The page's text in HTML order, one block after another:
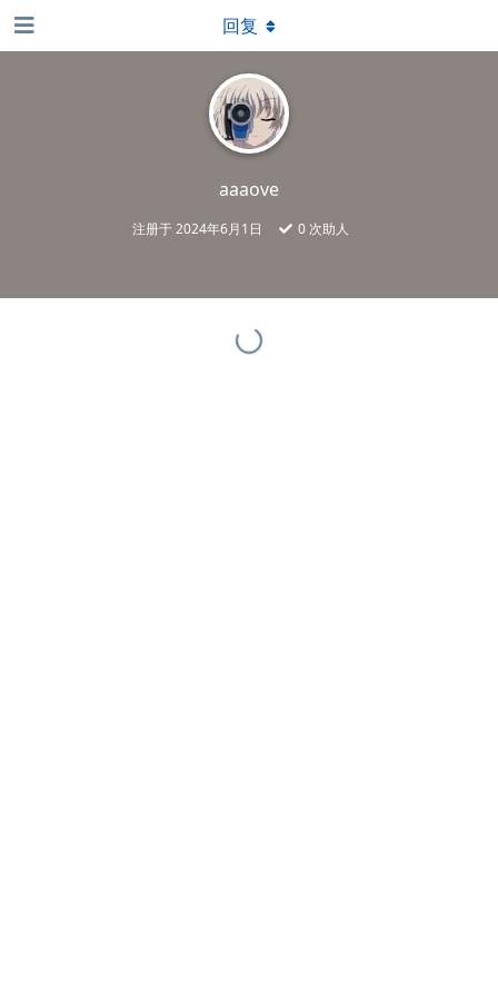
aaaove
注册于2024年6月1日 0 次助人
回复